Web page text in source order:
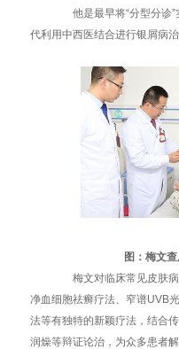
他是最早将“分型分诊”
代利用中西医结合进行银屑病治
图：梅文查
梅文对临床常见皮肤病
净血细胞祛癣疗法、窄谱UVB
法等有独特的新颖疗法，结合
润燥等辩证论治，为众多患者